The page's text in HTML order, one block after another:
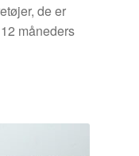
de er
måneders